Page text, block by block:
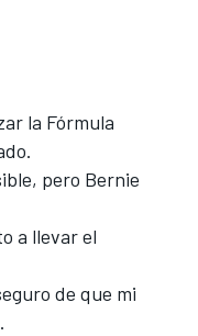
la Fórmula
pero Bernie
a llevar el
de que mi